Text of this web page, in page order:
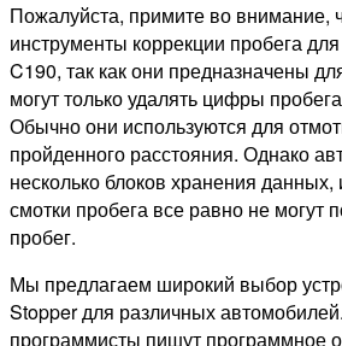
Пожалуйста, примите во внимание,
инструменты коррекции пробега
C190, так как они предназначены
могут только удалять цифры
Обычно они используются для
пройденного расстояния. Однако
несколько блоков хранения
смотки пробега все равно не могут
пробег.
Мы предлагаем широкий выбор
Stopper для различных
программисты пишут программное